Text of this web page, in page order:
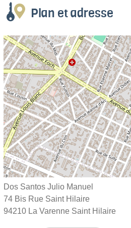
Plan et adresse
Dos Santos Julio Manuel
74 Bis Rue Saint Hilaire
94210 La Varenne Saint Hilaire